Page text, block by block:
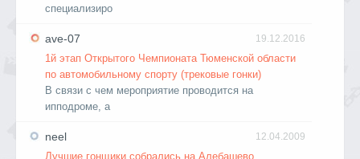
специализиро
19.12.2016
ave-07
1й этап Открытого Чемпионата Тюменской области
по автомобильному спорту (трековые гонки)
В связи с чем мероприятие проводится на
ипподроме, а
12.04.2009
neel
Лучшие гонщики собрались на Алебашево